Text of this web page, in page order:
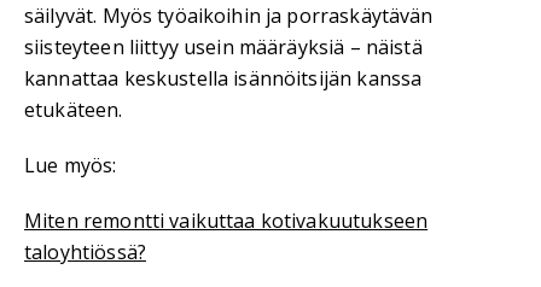
säilyvät. Myös työaikoihin ja porraskäytävän
siisteyteen liittyy usein määräyksiä – näistä
kannattaa keskustella isännöitsijän kanssa
etukäteen.
Lue myös:
Miten remontti vaikuttaa kotivakuutukseen
taloyhtiössä?